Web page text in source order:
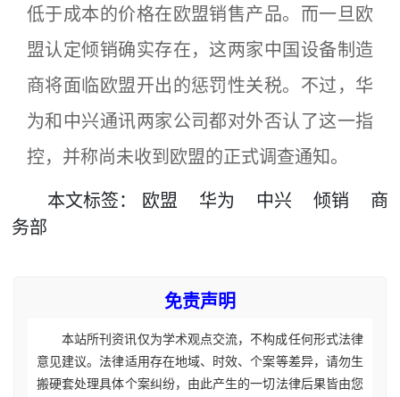
低于成本的价格在欧盟销售产品。而一旦欧
盟认定倾销确实存在，这两家中国设备制造
商将面临欧盟开出的惩罚性关税。不过，华
为和中兴通讯两家公司都对外否认了这一指
控，并称尚未收到欧盟的正式调查通知。
本文标签： 欧盟 华为 中兴 倾销
商
务部
免责声明
本站所刊资讯仅为学术观点交流，不构成任何形式法律
意见建议。法律适用存在地域、时效、个案等差异，请勿生
搬硬套处理具体个案纠纷，由此产生的一切法律后果皆由您